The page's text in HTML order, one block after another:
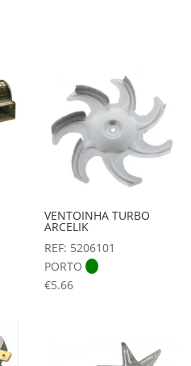
VENTOINHA TURBO
ARCELIK
REF: 5206101
PORTO
€5.66